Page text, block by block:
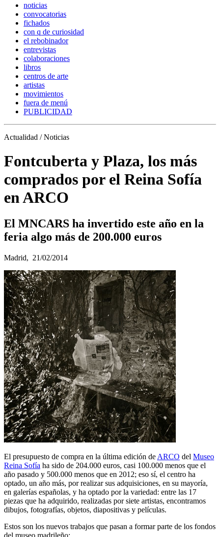
noticias
convocatorias
fichados
con q de curiosidad
el rebobinador
entrevistas
colaboraciones
libros
centros de arte
artistas
movimientos
fuera de menú
PUBLICIDAD
Actualidad / Noticias
Fontcuberta y Plaza, los más
comprados por el Reina Sofía
en ARCO
El MNCARS ha invertido este año en la
feria algo más de 200.000 euros
Madrid, 21/02/2014
El presupuesto de compra en la última edición de ARCO del Museo
Reina Sofía ha sido de 204.000 euros, casi 100.000 menos que el
año pasado y 500.000 menos que en 2012; eso sí, el centro ha
optado, un año más, por realizar sus adquisiciones, en su mayoría,
en galerías españolas, y ha optado por la variedad: entre las 17
piezas que ha adquirido, realizadas por siete artistas, encontramos
dibujos, fotografías, objetos, diapositivas y películas.
Estos son los nuevos trabajos que pasan a formar parte de los fondos